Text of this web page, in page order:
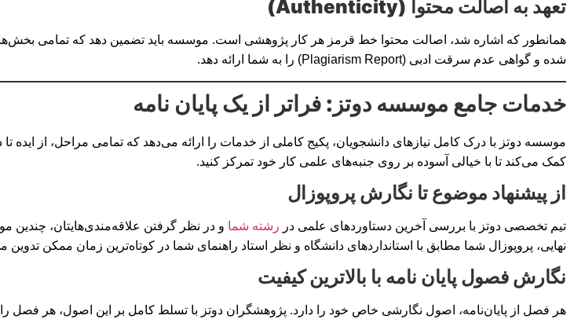
تعهد به اصالت محتوا (Authenticity)
همانطور که اشاره شد، اصالت محتوا خط قرمز هر کار پژوهشی است. موسسه باید تضمین دهد که تمامی
شده و گواهی عدم سرقت ادبی (Plagiarism Report) را به شما ارائه دهد.
خدمات جامع موسسه دوتز: فراتر از یک پایان نامه
موسسه دوتز با درک کامل نیازهای دانشجویان، پکیج کاملی از خدمات را ارائه می‌دهد که تمامی مراحل، از
کمک می‌کند تا با خیالی آسوده بر روی جنبه‌های علمی کار خود تمرکز کنید.
از پیشنهاد موضوع تا نگارش پروپوزال
تیم تخصصی دوتز با بررسی آخرین دستاوردهای علمی در رشته شما و در نظر گرفتن علاقه‌مندی‌هایتان، چندین
نهایی، پروپوزال شما مطابق با استانداردهای دانشگاه و نظر استاد راهنمای شما در کوتاه‌ترین زمان ممکن
نگارش فصول پایان نامه با بالاترین کیفیت